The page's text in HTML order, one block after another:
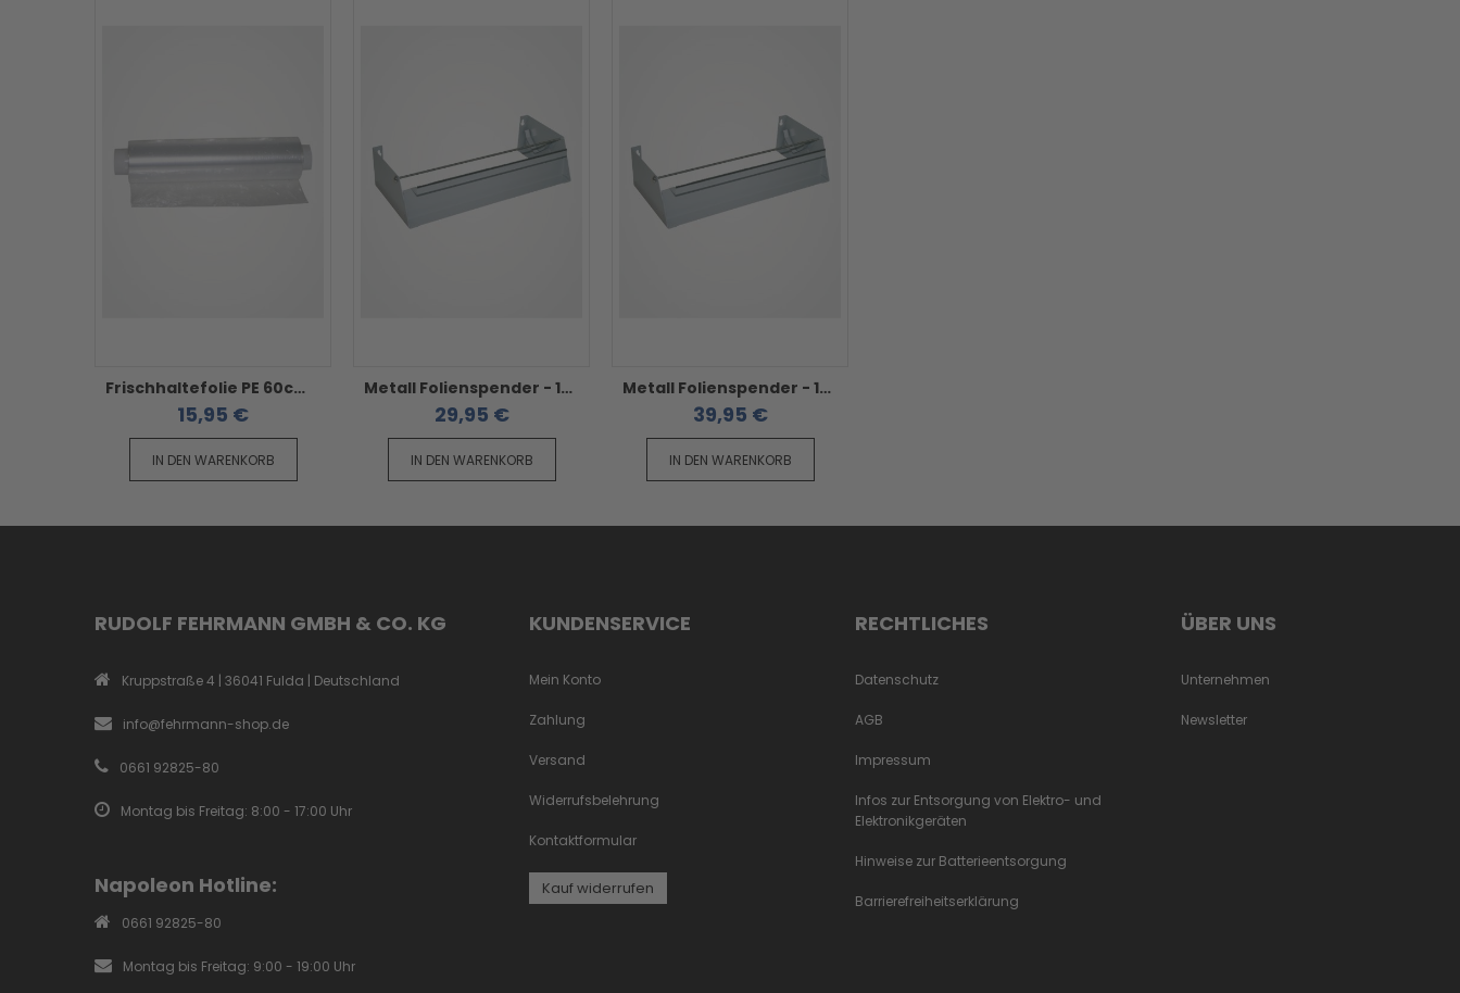
Frischhaltefolie PE 60cm 300Mtr ohne Box - für Wurst und Käse
15,95 €
IN DEN WARENKORB
Metall Folienspender - 1-fach grau 30cm
29,95 €
IN DEN WARENKORB
Metall Folienspender - 1-fach grau 45cm
39,95 €
IN DEN WARENKORB
RUDOLF FEHRMANN GMBH & CO. KG
Kruppstraße 4 | 36041 Fulda | Deutschland
info@fehrmann-shop.de
0661 92825-80
Montag bis Freitag: 8:00 - 17:00 Uhr
Napoleon Hotline:
0661 92825-80
Montag bis Freitag: 9:00 - 19:00 Uhr
KUNDENSERVICE
Mein Konto
Zahlung
Versand
Widerrufsbelehrung
Kontaktformular
Kauf widerrufen
RECHTLICHES
Datenschutz
AGB
Impressum
Infos zur Entsorgung von Elektro- und
Elektronikgeräten
Hinweise zur Batterieentsorgung
Barrierefreiheitserklärung
ÜBER UNS
Unternehmen
Newsletter